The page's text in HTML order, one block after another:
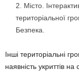
Місто.
територіальної
Безпека.
Інші територіальні
наявність укриттів на